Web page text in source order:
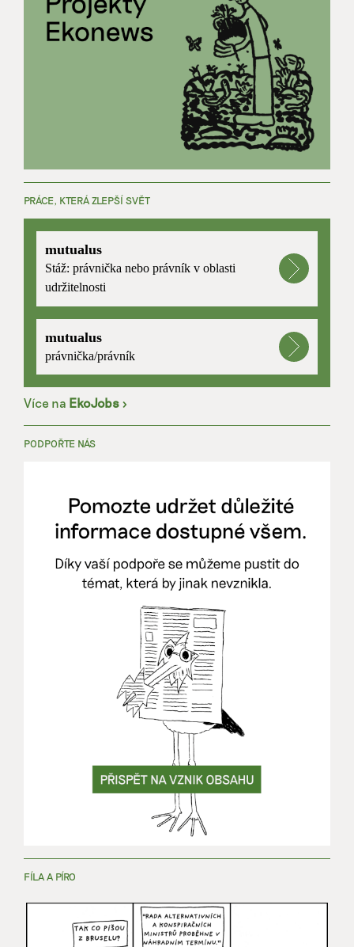
PRÁCE, KTERÁ ZLEPŠÍ SVĚT
mutualus
Stáž: právnička nebo právník v oblasti
udržitelnosti
mutualus
právnička/právník
Více na EkoJobs >
PODPOŘTE NÁS
FÍLA A PÍRO